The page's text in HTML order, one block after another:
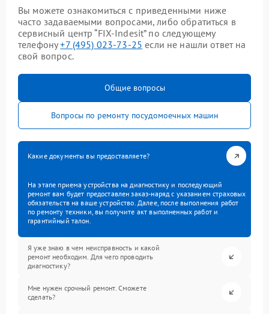
Вы можете ознакомиться с приведенными ниже
часто задаваемыми вопросами, либо обратиться в
сервисный центр “FIX-Indesit” по следующему
телефону+7 (495) 023-73-25 если не нашли ответ на
свой вопрос.
Общие вопросы
Вопросы по ремонту посудомоечных машин
Какие документы вы предоставляете?
На этапе приема устройства на диагностику и последующий
ремонт вам будет предоставлен заказ-наряд с указанием страховых
обязательств на ваше устройство. Далее, после выполнения работ
по ремонту техники, вы получите акт выполненных работ и
гарантийный талон.
Я уже знаю в чем неисправность и какой
ремонт необходим. Для чего проводить
диагностику?
Мне нужен срочный ремонт. Сможете
сделать?